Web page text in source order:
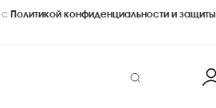
с Политикой конфиденциальности и защиты